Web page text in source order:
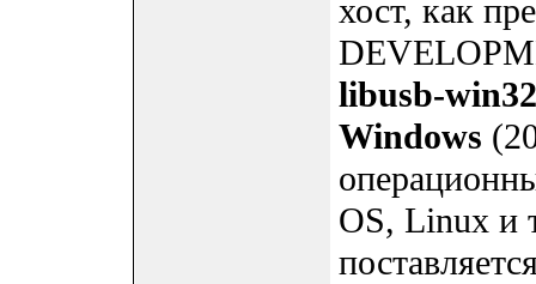
хост, как
libusb-win32
Windows
OS, Linux и